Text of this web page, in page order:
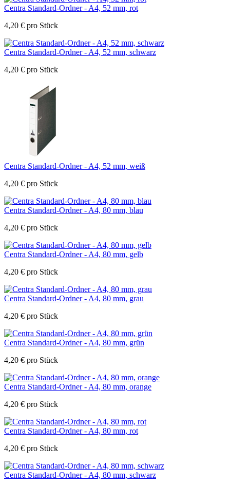
Centra Standard-Ordner - A4, 52 mm, rot
4,20 € pro Stück
Centra Standard-Ordner - A4, 52 mm, schwarz
4,20 € pro Stück
Centra Standard-Ordner - A4, 52 mm, weiß
4,20 € pro Stück
Centra Standard-Ordner - A4, 80 mm, blau
4,20 € pro Stück
Centra Standard-Ordner - A4, 80 mm, gelb
4,20 € pro Stück
Centra Standard-Ordner - A4, 80 mm, grau
4,20 € pro Stück
Centra Standard-Ordner - A4, 80 mm, grün
4,20 € pro Stück
Centra Standard-Ordner - A4, 80 mm, orange
4,20 € pro Stück
Centra Standard-Ordner - A4, 80 mm, rot
4,20 € pro Stück
Centra Standard-Ordner - A4, 80 mm, schwarz